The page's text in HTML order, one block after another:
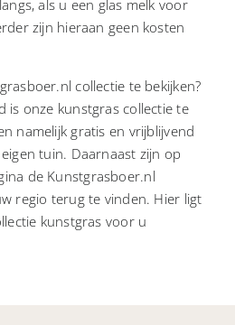
als u een glas melk voor
zijn hieraan geen kosten
collectie te bekijken?
is onze kunstgras collectie te
namelijk gratis en vrijblijvend
tuin. Daarnaast zijn op
de Kunstgrasboer.nl
regio terug te vinden. Hier ligt
kunstgras voor u